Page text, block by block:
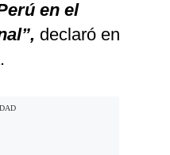
en el
declaró en